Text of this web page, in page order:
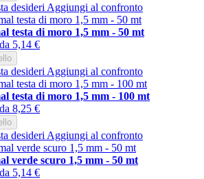
desideri Aggiungi al confronto
testa di moro 1,5 mm - 50 mt
5,14 €
desideri Aggiungi al confronto
testa di moro 1,5 mm - 100 mt
8,25 €
desideri Aggiungi al confronto
verde scuro 1,5 mm - 50 mt
5,14 €